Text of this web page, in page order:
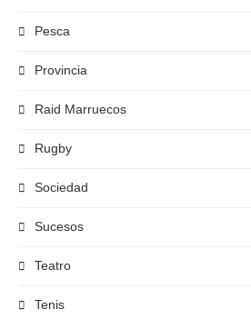
Pesca
Provincia
Raid Marruecos
Rugby
Sociedad
Sucesos
Teatro
Tenis